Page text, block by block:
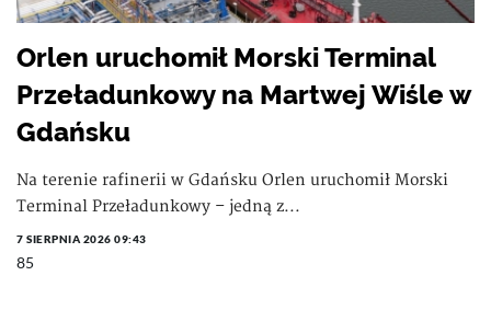
Orlen uruchomił Morski Terminal
Przeładunkowy na Martwej Wiśle w
Gdańsku
Na terenie rafinerii w Gdańsku Orlen uruchomił Morski
Terminal Przeładunkowy – jedną z...
7 SIERPNIA 2026 09:43
85